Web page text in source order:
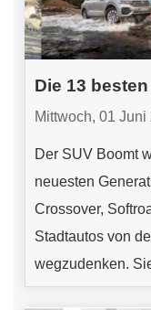
Die 13
Mittwoch, 01
Der SUV Boomt
neuesten
Crossover,
Stadtautos von
wegzudenken.